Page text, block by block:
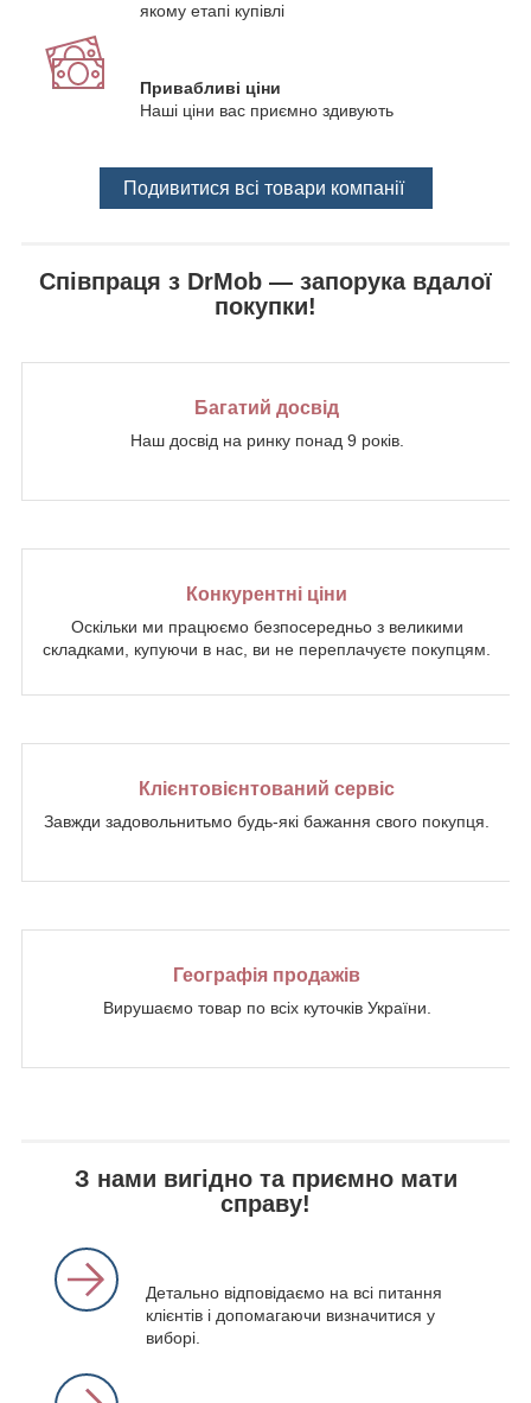
якому етапі купівлі
Привабливі ціни
Наші ціни вас приємно здивують
Подивитися всі товари компанії
Співпраця з DrMob — запорука вдалої
покупки!
Багатий досвід
Наш досвід на ринку понад 9 років.
Конкурентні ціни
Оскільки ми працюємо безпосередньо з великими
складками, купуючи в нас, ви не переплачуєте покупцям.
Клієнтовієнтований сервіс
Завжди задовольнитьмо будь-які бажання свого покупця.
Географія продажів
Вирушаємо товар по всіх куточків України.
З нами вигідно та приємно мати
справу!
Детально відповідаємо на всі питання
клієнтів і допомагаючи визначитися у
виборі.